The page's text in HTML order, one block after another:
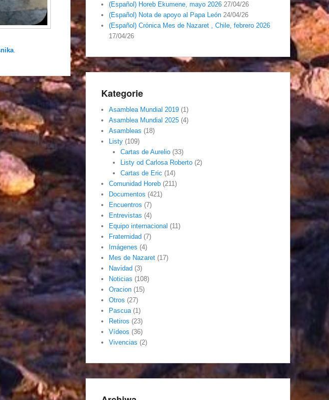
(Español) Horeb Ekumene, mayo 2026 27/04/26
(Español) Nota de apoyo al Papa León 24/04/26
(Español) Crónica Mes de Nazaret , Chile, febrero 2026
17/04/26
Kategorie
Asamblea Mundial 2019 (1)
Asamblea Mundial 2025 (4)
Asambleas (18)
Listy (109)
Cartas de Aurelio(33)
Listy od Carlosa Roberto(2)
Cartas de Eric (14)
Comunidad Horeb (211)
Documentos (421)
Encuentros (7)
Entrevistas (4)
Equipo internacional (11)
Fraternidad (7)
Imágenes (4)
Mes de Nazaret (17)
Navidad (3)
Noticias (108)
Oracion (15)
Otros (27)
Pascua(1)
Retiros (23)
Vídeos (36)
Vivencias (2)